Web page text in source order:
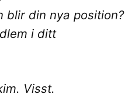
blir din nya position?
i ditt
Visst.